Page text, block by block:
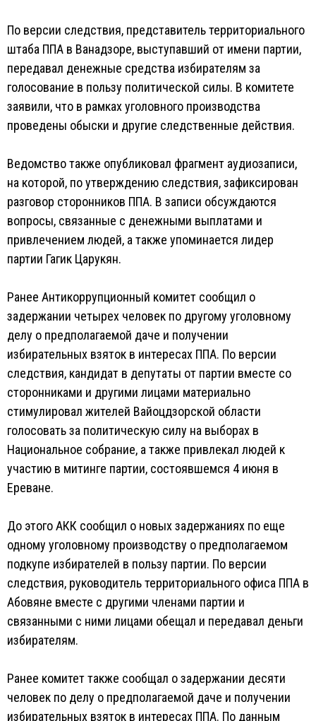
По версии следствия, представитель территориального
штаба ППА в Ванадзоре, выступавший от имени партии,
передавал денежные средства избирателям за
голосование в пользу политической силы. В комитете
заявили, что в рамках уголовного производства
проведены обыски и другие следственные действия.
Ведомство также опубликовал фрагмент аудиозаписи,
на которой, по утверждению следствия, зафиксирован
разговор сторонников ППА. В записи обсуждаются
вопросы, связанные с денежными выплатами и
привлечением людей, а также упоминается лидер
партии Гагик Царукян.
Ранее Антикоррупционный комитет сообщил о
задержании четырех человек по другому уголовному
делу о предполагаемой даче и получении
избирательных взяток в интересах ППА. По версии
следствия, кандидат в депутаты от партии вместе со
сторонниками и другими лицами материально
стимулировал жителей Вайоцдзорской области
голосовать за политическую силу на выборах в
Национальное собрание, а также привлекал людей к
участию в митинге партии, состоявшемся 4 июня в
Ереване.
До этого АКК сообщил о новых задержаниях по еще
одному уголовному производству о предполагаемом
подкупе избирателей в пользу партии. По версии
следствия, руководитель территориального офиса ППА в
Абовяне вместе с другими членами партии и
связанными с ними лицами обещал и передавал деньги
избирателям.
Ранее комитет также сообщал о задержании десяти
человек по делу о предполагаемой даче и получении
избирательных взяток в интересах ППА. По данным